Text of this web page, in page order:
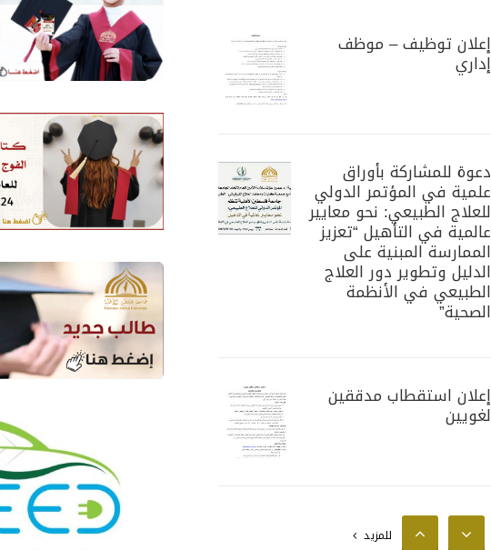
إعلان توظيف – موظف
إداري
دعوة للمشاركة بأوراق
علمية في المؤتمر الدولي
للعلاج الطبيعي: نحو معايير
عالمية في التأهيل “تعزيز
الممارسة المبنية على
الدليل وتطوير دور العلاج
الطبيعي في الأنظمة
الصحية”
إعلان استقطاب مدققين
لغويين
إعلان استقطاب محللين
إحصائيين للمزيد